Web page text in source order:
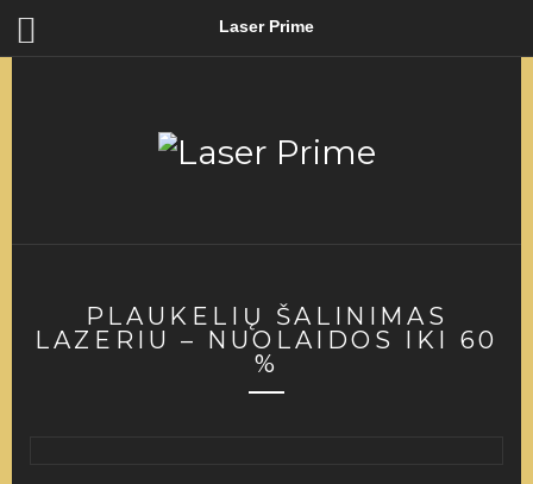
Laser Prime
PLAUKELIŲ ŠALINIMAS
LAZERIU – NUOLAIDOS IKI 60
%